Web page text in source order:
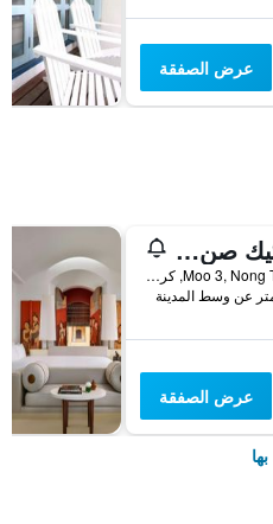
عرض الصفقة
توب كيك صن سيت بيتش ريزورت
109 Moo 3, Nong Talay, كرابي, تايلاند
عرض الصفقة